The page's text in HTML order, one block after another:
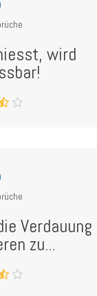
wird
Verdauung
zu...